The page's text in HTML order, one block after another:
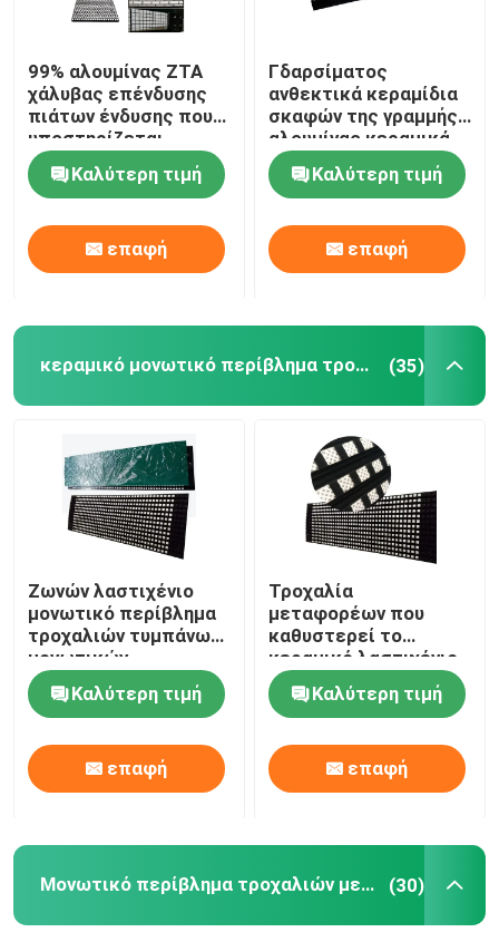
Προϊόντα
Σχετικά με εμάς
Γύρος εργοστασίων
Ποιοτικός έλεγχος
επαφή
Κεραμικό σκάφος της γραμμής ένδυσης
Κεραμικό σκάφος της γραμμής αλουμίνας
99% αλουμίνας ZTA
χάλυβας επένδυσης
πιάτων ένδυσης που
υποστηρίζεται
κεραμικός
Καλύτερη τιμή
επαφή
Γδαρσίματος
ανθεκτικά κεραμίδια
σκαφών της γραμμής
αλουμίνας κεραμικά
για το τσιμέντο
μεταλλείας
Καλύτερη τιμή
επαφή
κεραμικό μονωτικό περίβλημα τροχαλιών (35)
Ζωνών λαστιχένιο
μονωτικό περίβλημα
τροχαλιών τυμπάνων
μονωτικών
περιβλημάτων
τροχαλιών
μεταφορέων
κεραμικό
Καλύτερη τιμή
επαφή
Τροχαλία
μεταφορέων που
καθυστερεί το
κεραμικό λαστιχένιο
φύλλο επιστρώματος
με το συνδέοντας
στρώμα ΣΟ
Καλύτερη τιμή
επαφή
Μονωτικό περίβλημα τροχαλιών μεταφορέων (30)